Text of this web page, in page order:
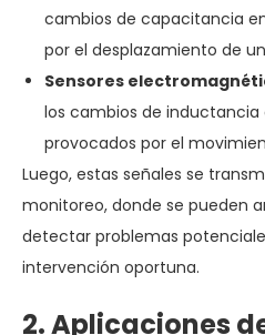
cambios de capacitancia
por el desplazamiento de
Sensores
los cambios de
provocados por el
Luego, estas señales se
monitoreo, donde se pueden
detectar problemas
intervención oportuna.
2. Aplicaciones